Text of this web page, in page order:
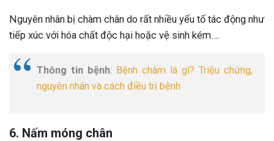
Nguyên nhân bị chàm chân do rất nhiều yếu tố tác động như
tiếp xúc với hóa chất độc hại hoặc vệ sinh kém….
Thông tin bệnh: Bệnh chàm là gì? Triệu chứng,
nguyên nhân và cách điều trị bệnh
6. Nấm móng chân